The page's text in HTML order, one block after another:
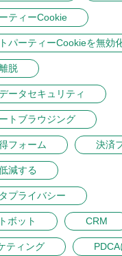
ティーCookie
パーティーCookieを無効
脱
ータセキュリティ
トブラウジング
フォーム 決済
減する
プライバシー
ボット CRM
ティング